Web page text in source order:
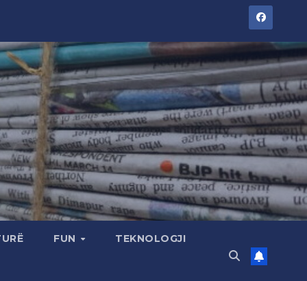
FUN TEKNOLOGJI